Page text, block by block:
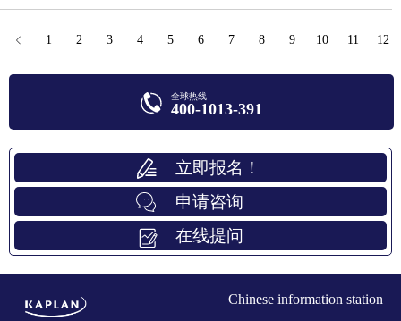
1 2 3 4 5 6 7 8 9 10 11 12
全球热线
400-1013-391
立即报名！
申请咨询
在线提问
Chinese information station